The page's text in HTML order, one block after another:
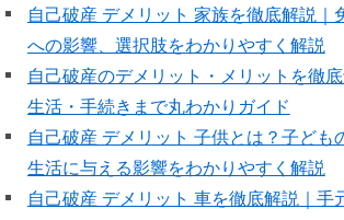
自己破産 デメリット 家族を徹底解説｜
への影響、選択肢をわかりやすく解説
自己破産のデメリット・メリットを徹
生活・手続きまで丸わかりガイド
自己破産 デメリット 子供とは？子ども
生活に与える影響をわかりやすく解説
自己破産 デメリット 車を徹底解説｜手